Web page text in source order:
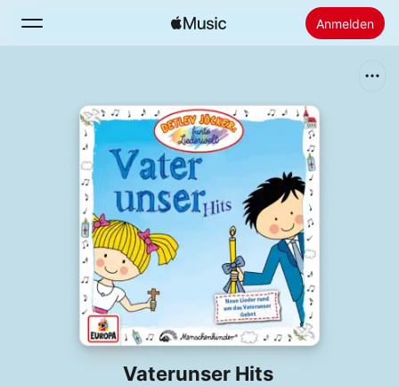
Anmelden
Startseite
Apple Music installieren
Vaterunser Hits